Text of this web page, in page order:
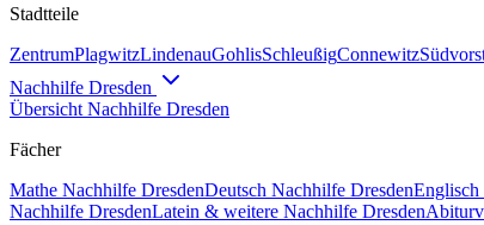
Stadtteile
ZentrumPlagwitzLindenauGohlisSchleußigConnewitz
Nachhilfe Dresden
Übersicht Nachhilfe Dresden
Fächer
Mathe Nachhilfe DresdenDeutsch Nachhilfe DresdenEnglisch
Nachhilfe DresdenLatein & weitere Nachhilfe Dresden